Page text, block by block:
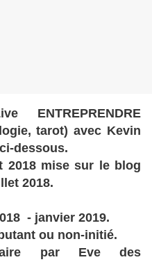
tarot) avec Kevin
dessous.
2018 mise sur le blog
2018.
- janvier 2019.
ou non-initié.
par Eve des